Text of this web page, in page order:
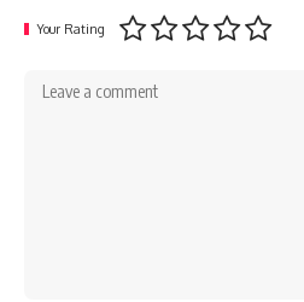
Your Rating